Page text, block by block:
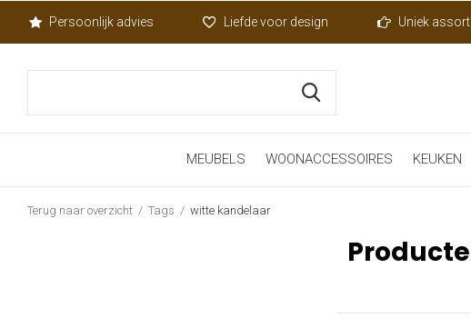
MEUBELS WOONACCESSOIRES KEUKEN
Persoonlijk advies Liefde voor design Uniek
Terug naar overzicht Tags witte kandelaar